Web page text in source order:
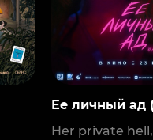
Ее личный ад
Her private